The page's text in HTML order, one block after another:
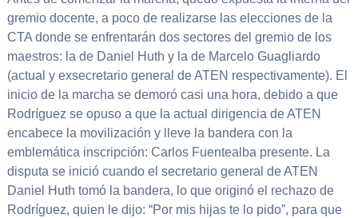
gremio docente, a poco de realizarse las elecciones de la
CTA donde se enfrentarán dos sectores del gremio de los
maestros: la de Daniel Huth y la de Marcelo Guagliardo
(actual y exsecretario general de ATEN respectivamente). El
inicio de la marcha se demoró casi una hora, debido a que
Rodríguez se opuso a que la actual dirigencia de ATEN
encabece la movilización y lleve la bandera con la
emblemática inscripción: Carlos Fuentealba presente. La
disputa se inició cuando el secretario general de ATEN
Daniel Huth tomó la bandera, lo que originó el rechazo de
Rodríguez, quien le dijo: “Por mis hijas te lo pido”, para que